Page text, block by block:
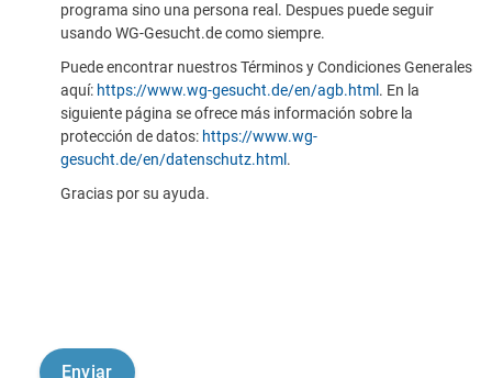
programa sino una persona real. Despues puede seguir
usando WG-Gesucht.de como siempre.
Puede encontrar nuestros Términos y Condiciones Generales
aquí: https://www.wg-gesucht.de/en/agb.html . En la
siguiente página se ofrece más información sobre la
protección de datos: https://www.wg-
gesucht.de/en/datenschutz.html .
Gracias por su ayuda.